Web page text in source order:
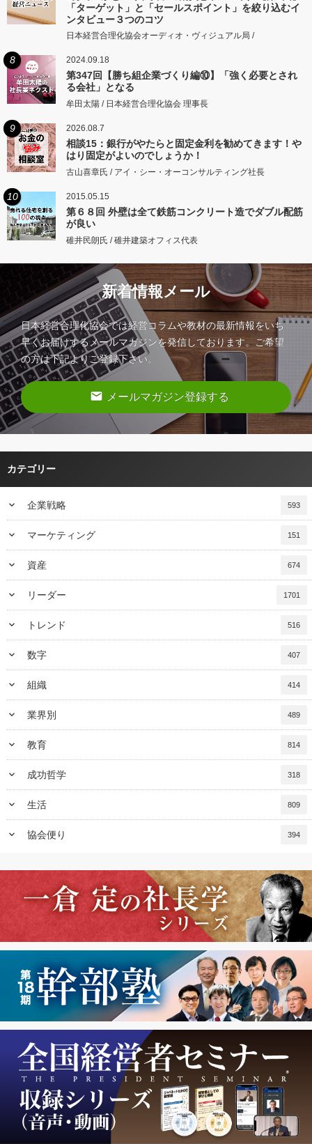
「ターゲット」と「セールスポイント」を絞り込むイ
ンタビュー３つのコツ
日本経営合理化協会オーディオ・ヴィジュアル局 /
8 2024.09.18
第347回【勝ち組企業づくり編⑩】「強く必要とされ
る会社」となる
牟田太陽 / 日本経営合理化協会 理事長
9 2026.08.7
相談15：銀行がやたらと固定金利を勧めてきます！や
はり固定がよいのでしょうか！
古山喜章氏 / アイ・シー・オーコンサルティング社長
10 2015.05.15
第６８回 外壁は全て鉄筋コンクリート造でダブル配筋
が良い
碓井民朗氏 / 碓井建築オフィス代表
新着情報メール
日本経営合理化協会では経営コラムや教材の最新情報をいち
早くお届けするメールマガジンを発信しております。ご希望
の方は下記よりご登録下さい。
email メールマガジン登録する
カテゴリー
keyboard_arrow_down 企業戦略 593
keyboard_arrow_down マーケティング 151
keyboard_arrow_down 資産 674
keyboard_arrow_down リーダー 1701
keyboard_arrow_down トレンド 516
keyboard_arrow_down 数字 407
keyboard_arrow_down 組織 414
keyboard_arrow_down 業界別 489
keyboard_arrow_down 教育 814
keyboard_arrow_down 成功哲学 318
keyboard_arrow_down 生活 809
keyboard_arrow_down 協会便り 394